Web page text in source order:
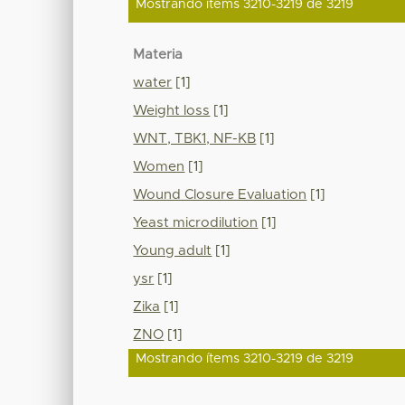
Mostrando ítems 3210-3219 de 3219
Materia
water [1]
Weight loss [1]
WNT, TBK1, NF-KB [1]
Women [1]
Wound Closure Evaluation [1]
Yeast microdilution [1]
Young adult [1]
ysr [1]
Zika [1]
ZNO [1]
Mostrando ítems 3210-3219 de 3219